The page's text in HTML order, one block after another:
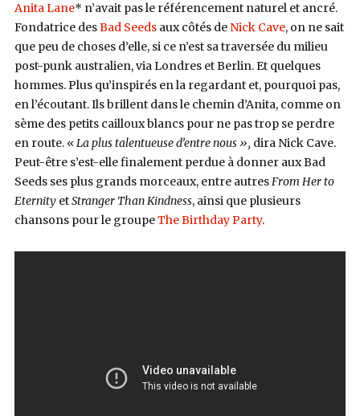
Anita Lane* n’avait pas le référencement naturel et ancré.
Fondatrice desBad Seedsaux côtés de Nick Cave, on ne sait
que peu de choses d’elle, si ce n’est sa traversée du milieu
post-punk australien, via Londres et Berlin. Et quelques
hommes. Plus qu’inspirés en la regardant et, pourquoi pas,
en l’écoutant. Ils brillent dans le chemin d’Anita, comme on
sème des petits cailloux blancs pour ne pas trop se perdre
en route. «La plus talentueuse d’entre nous », dira Nick Cave.
Peut-être s’est-elle finalement perdue à donner aux Bad
Seeds ses plus grands morceaux, entre autresFrom Her to
EternityetStranger Than Kindness, ainsi que plusieurs
chansons pour le groupeThe Birthday Party.